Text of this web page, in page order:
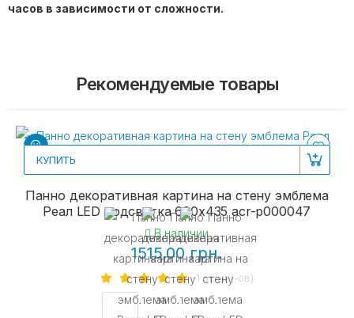
часов в зависимости от сложности.
Рекомендуемые товары
КУПИТЬ
Панно декоративная картина на стену эмблема
Реал LED подсветка 600х435 acr-p000047
В наличии
1515.00 грн.
1 отзыв(-ов)